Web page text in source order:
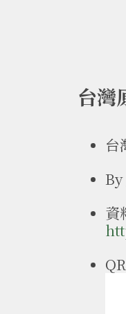
台灣
台
資